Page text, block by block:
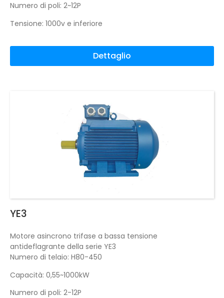
Numero di poli: 2~12P
Tensione: 1000v e inferiore
Dettaglio
YE3
Motore asincrono trifase a bassa tensione
antideflagrante della serie YE3
Numero di telaio: H80-450
Capacità: 0,55~1000kW
Numero di poli: 2-12P